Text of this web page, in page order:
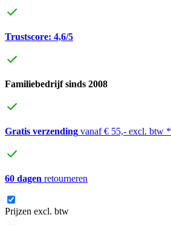
Trustscore: 4,6/5
Familiebedrijf sinds 2008
Gratis verzending vanaf € 55,- excl. btw *
60 dagen retourneren
Prijzen excl. btw